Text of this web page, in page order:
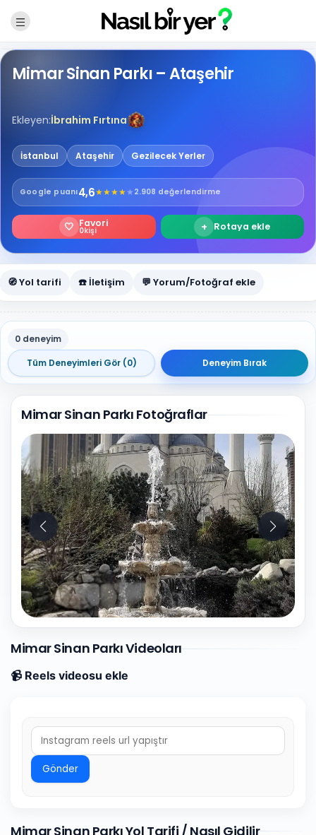
Mimar Sinan Parkı – Ataşehir
Ekleyen:İbrahim Fırtına
İstanbul Ataşehir Gezilecek Yerler
Google puanı4,6★★★★★ 2.908 değerlendirme
🤍 Favori
0kişi + Rotaya ekle
🧭 Yol tarifi ☎️ İletişim 💬 Yorum/Fotoğraf ekle
0 deneyim
Tüm Deneyimleri Gör (0)
Deneyim Bırak
Mimar Sinan Parkı Fotoğraflar
Fotoğraf
Mimar Sinan Parkı Videoları
📹 Reels videosu ekle
Gönder
Mimar Sinan Parkı Yol Tarifi / Nasıl Gidilir